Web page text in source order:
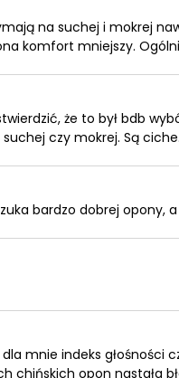
na suchej i mokrej
komfort mniejszy.
że to był bdb
czy mokrej. Są ciche.
bardzo dobrej opony,
mnie indeks głośności
chińskich opon nastała